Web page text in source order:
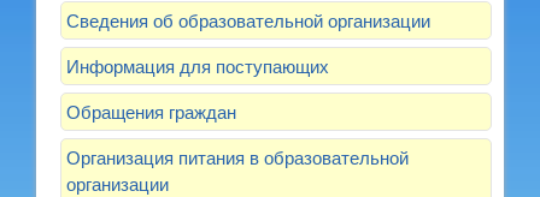
Сведения об образовательной организации
Информация для поступающих
Обращения граждан
Организация питания в образовательной
организации